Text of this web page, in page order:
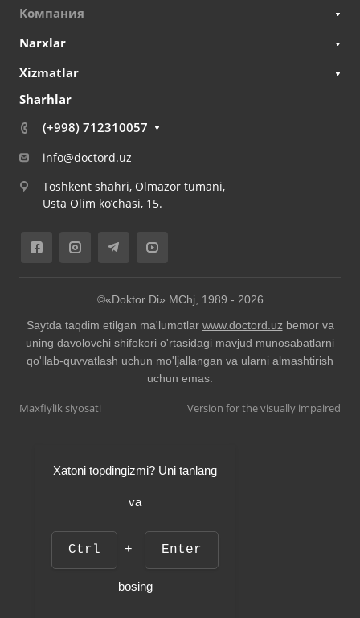
Компания
Narxlar
Xizmatlar
Sharhlar
(+998) 712310057
info@doctord.uz
Toshkent shahri, Olmazor tumani,
Usta Olim ko‘chasi, 15.
©«Doktor Di» MChj, 1989 - 2026
Saytda taqdim etilgan ma'lumotlar www.doctord.uz bemor va
uning davolovchi shifokori o'rtasidagi mavjud munosabatlarni
qo'llab-quvvatlash uchun mo'ljallangan va ularni almashtirish
uchun emas.
Maxfiylik siyosati Version for the visually impaired
Xatoni topdingizmi? Uni tanlang
va
Ctrl + Enter
bosing